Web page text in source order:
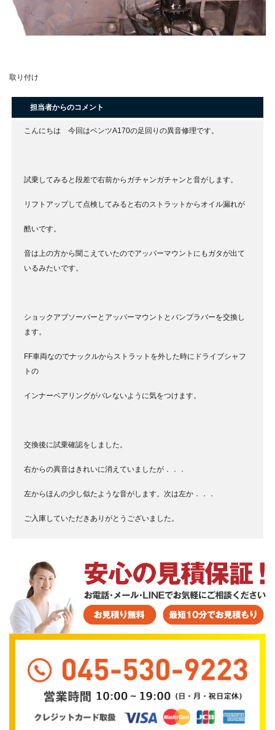
取り付け
担当者からのコメント
こんにちは 今回はベンツA170の足回りの異音修理です。
試乗してみると段差で右前からガチャンガチャンと音がします。
リフトアップして点検してみると右のストラットからオイル漏れが
酷いです。
音は上の方から聞こえていたのでアッパーマウントにもガタが出て
いるみたいです。
ショックアブソーバーとアッパーマウントとバンプラバーを交換し
ます。
FF車両なのでナックルからストラットを外した時にドライブシャフ
トの
インナーベアリングがバレないように気をつけます。
交換後に試乗確認をしました。
右からの異音はきれいに消えていましたが．．．
左からほんの少し似たような音がします。次は左か．．．
ご入庫していただきありがとうございました。